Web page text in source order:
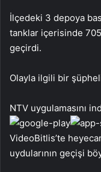
İlçedeki 3 depoya
tanklar içerisinde 705
geçirdi.
Olayla ilgili bir
NTV uygulamasını
VideoBitlis’te
uydularının geçişi